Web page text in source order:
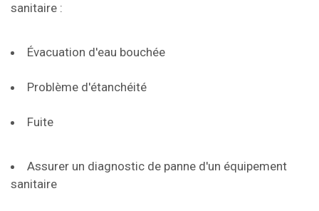
sanitaire :
Évacuation d'eau bouchée
Problème d'étanchéité
Fuite
Assurer un diagnostic de panne d'un équipement
sanitaire